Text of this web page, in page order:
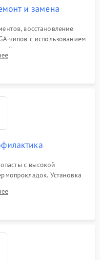
и замена
восстановление
чипов с использованием
Прошивка микросхемы
портов USB
с высокой
Установка
Предварительная